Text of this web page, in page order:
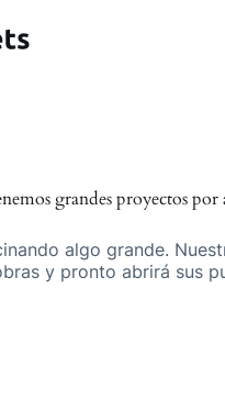
grandes proyectos por
algo grande.
y pronto abrirá sus